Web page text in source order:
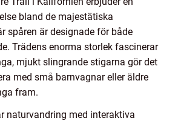
bland de majestätiska
spåren är designade för både
Trädens enorma storlek fascinerar
mjukt slingrande stigarna gör det
med små barnvagnar eller äldre
fram.
naturvandring med interaktiva